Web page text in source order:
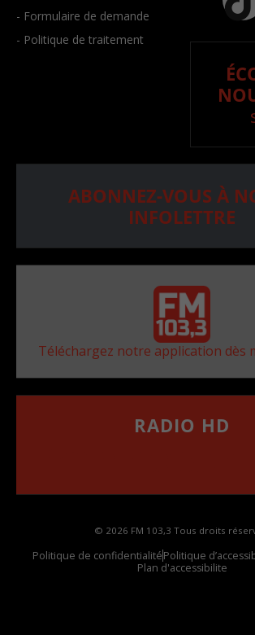
- Formulaire de demande
- Politique de traitement
ABONNEZ-VOUS À
INFOLETTRE
Téléchargez notre application dès
RADIO HD
© 2026 FM 103,3 Tous droits
Politique de confidentialitéPolitique
Plan d'accessibilite